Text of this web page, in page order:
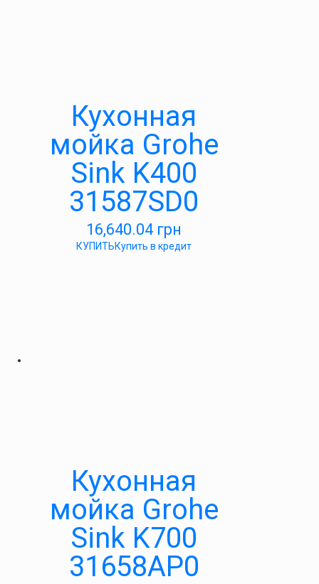
Кухонная
мойка Grohe
Sink K400
31587SD0
16,640.04 грн
КУПИТЬКупить в кредит
Кухонная
мойка Grohe
Sink K700
31658AP0